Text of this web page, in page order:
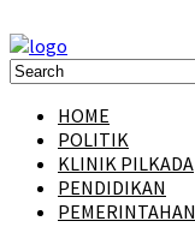
HOME
POLITIK
KLINIK PILKADA
PENDIDIKAN
PEMERINTAHAN